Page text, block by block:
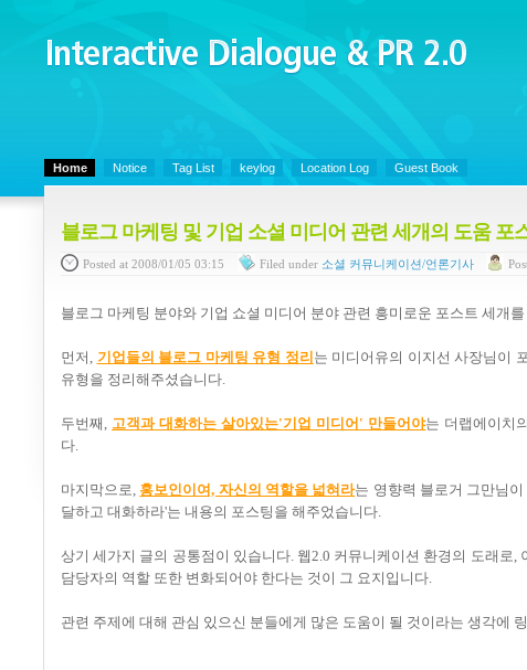
Interactive Dialogue &
PR 2.0
Home Notice Tag List keylog Location Log Guest Book
블로그 마케팅 및 기업 소셜 미디어 관련 세개의 도움 포
Posted at 2008/01/05 03:15 Filed under 소셜 커뮤니케이션/언론기사
블로그 마케팅 분야와 기업 쇼셜 미디어 분야 관련 흥미로운 포스트 세개
먼저, 기업들의 블로그 마케팅 유형 정리 는 미디어유의 이지선 사장님이
유형을 정리해주셨습니다.
두번째, 고객과 대화하는 살아있는'기업 미디어' 만들어야는 더랩에이치
다.
마지막으로, 홍보인이여, 자신의 역할을 넓혀라는 영향력 블로거 그만님
달하고 대화하라'는 내용의 포스팅을 해주었습니다.
상기 세가지 글의 공통점이 있습니다. 웹2.0 커뮤니케이션 환경의 도래로
담당자의 역할 또한 변화되어야 한다는 것이 그 요지입니다.
관련 주제에 대해 관심 있으신 분들에게 많은 도움이 될 것이라는 생각에